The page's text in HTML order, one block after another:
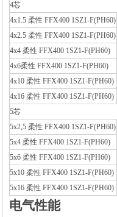
4芯
4x1.5 柔性 FFX400 1SZ1-F(PH60)
4x2.5 柔性 FFX400 1SZ1-F(PH60)
4x4 柔性 FFX400 1SZ1-F(PH60)
4x6柔性 FFX400 1SZ1-F(PH60)
4x10 柔性 FFX400 1SZ1-F(PH60)
4x16 柔性 FFX400 1SZ1-F(PH60)
5芯
5x2,5 柔性 FFX400 1SZ1-F(PH60)
5x4 柔性 FFX400 1SZ1-F(PH60)
5x6 柔性 FFX400 1SZ1-F(PH60)
5x10 柔性 FFX400 1SZ1-F(PH60)
5x16 柔性 FFX400 1SZ1-F(PH60)
电气性能